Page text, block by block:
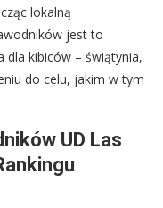
lokalną
jest to
dla kibiców – świątynia,
do celu, jakim w tym
UD Las